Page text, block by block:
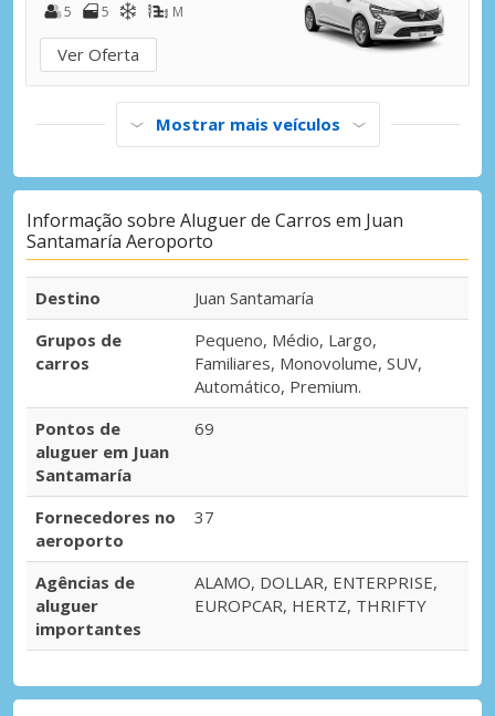
5
5 M
Ver Oferta
Mostrar mais veículos
Informação sobre Aluguer de Carros em Juan
Santamaría Aeroporto
Destino
Juan Santamaría
Grupos de
carros
Pequeno, Médio, Largo,
Familiares, Monovolume, SUV,
Automático, Premium.
Pontos de
aluguer em Juan
Santamaría
69
Fornecedores no
aeroporto
37
Agências de
aluguer
importantes
ALAMO, DOLLAR, ENTERPRISE,
EUROPCAR, HERTZ, THRIFTY